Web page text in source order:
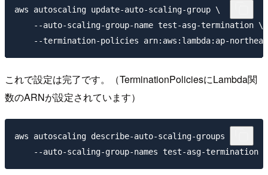
aws autoscaling update-auto-scaling-group \
    --auto-scaling-group-name test-asg-termination \
これで設定は完了です。（TerminationPoliciesにLambda関
数のARNが設定されています）
aws autoscaling describe-auto-scaling-groups \